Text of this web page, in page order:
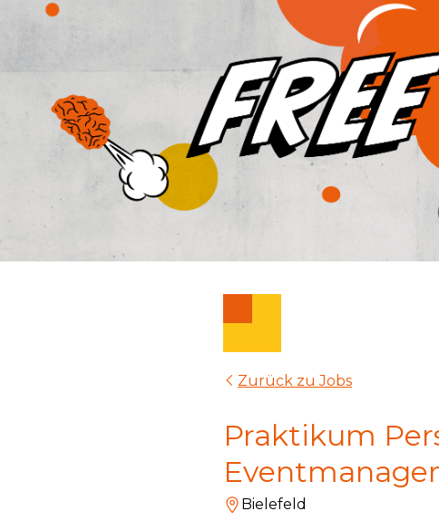
Zurück zu Jobs
Praktikum
Bielefeld